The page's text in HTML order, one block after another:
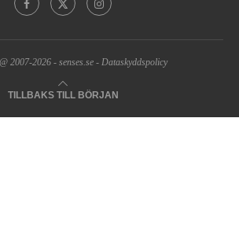
2007-2026 - senses.se- Dataskyddspolicy
TILLBAKS TILL BÖRJAN